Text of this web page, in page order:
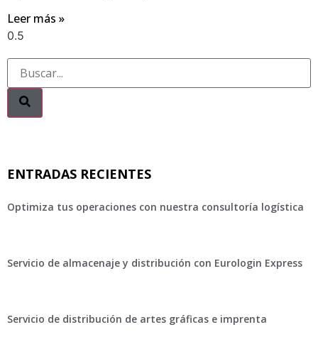
Leer más »
ENTRADAS RECIENTES
Optimiza tus operaciones con nuestra consultoría logística
Servicio de almacenaje y distribución con Eurologin Express
Servicio de distribución de artes gráficas e imprenta